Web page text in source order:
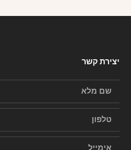
יצירת קשר